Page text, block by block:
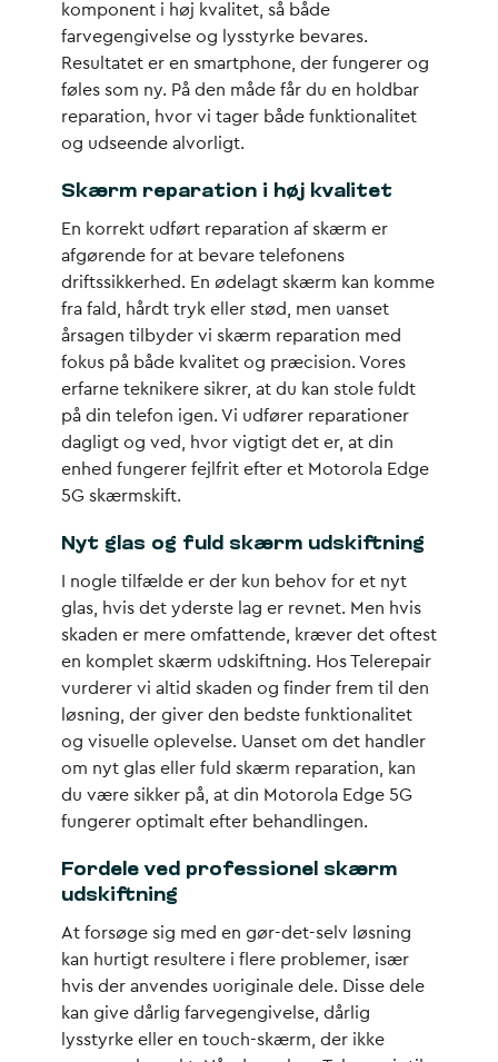
komponent i høj kvalitet, så både
farvegengivelse og lysstyrke bevares.
Resultatet er en smartphone, der fungerer og
føles som ny. På den måde får du en holdbar
reparation, hvor vi tager både funktionalitet
og udseende alvorligt.
Skærm reparation i høj kvalitet
En korrekt udført reparation af skærm er
afgørende for at bevare telefonens
driftssikkerhed. En ødelagt skærm kan komme
fra fald, hårdt tryk eller stød, men uanset
årsagen tilbyder vi skærm reparation med
fokus på både kvalitet og præcision. Vores
erfarne teknikere sikrer, at du kan stole fuldt
på din telefon igen. Vi udfører reparationer
dagligt og ved, hvor vigtigt det er, at din
enhed fungerer fejlfrit efter et Motorola Edge
5G skærmskift.
Nyt glas og fuld skærm udskiftning
I nogle tilfælde er der kun behov for et nyt
glas, hvis det yderste lag er revnet. Men hvis
skaden er mere omfattende, kræver det oftest
en komplet skærm udskiftning. Hos Telerepair
vurderer vi altid skaden og finder frem til den
løsning, der giver den bedste funktionalitet
og visuelle oplevelse. Uanset om det handler
om nyt glas eller fuld skærm reparation, kan
du være sikker på, at din Motorola Edge 5G
fungerer optimalt efter behandlingen.
Fordele ved professionel skærm
udskiftning
At forsøge sig med en gør-det-selv løsning
kan hurtigt resultere i flere problemer, især
hvis der anvendes uoriginale dele. Disse dele
kan give dårlig farvegengivelse, dårlig
lysstyrke eller en touch-skærm, der ikke